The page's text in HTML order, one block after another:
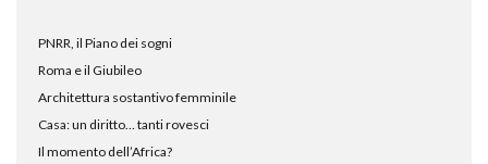
PNRR, il Piano dei sogni
Roma e il Giubileo
Architettura sostantivo femminile
Casa: un diritto… tanti rovesci
Il momento dell’Africa?